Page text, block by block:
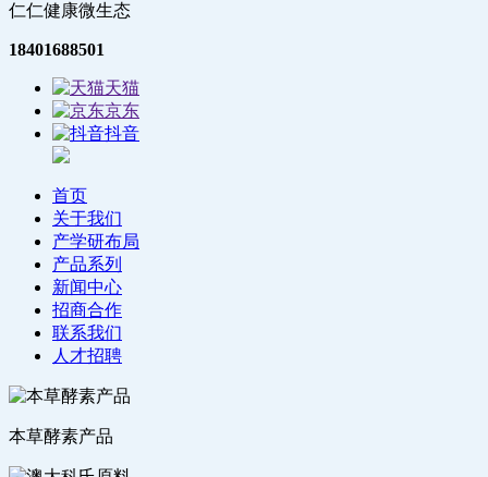
仁仁健康微生态
18401688501
天猫
京东
抖音
首页
关于我们
产学研布局
产品系列
新闻中心
招商合作
联系我们
人才招聘
本草酵素产品